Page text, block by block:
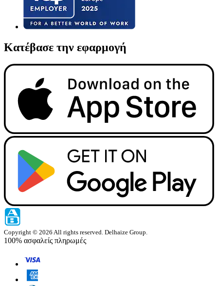
Κατέβασε την εφαρμογή
Copyright © 2026 All rights reserved. Delhaize Group.
100% ασφαλείς πληρωμές